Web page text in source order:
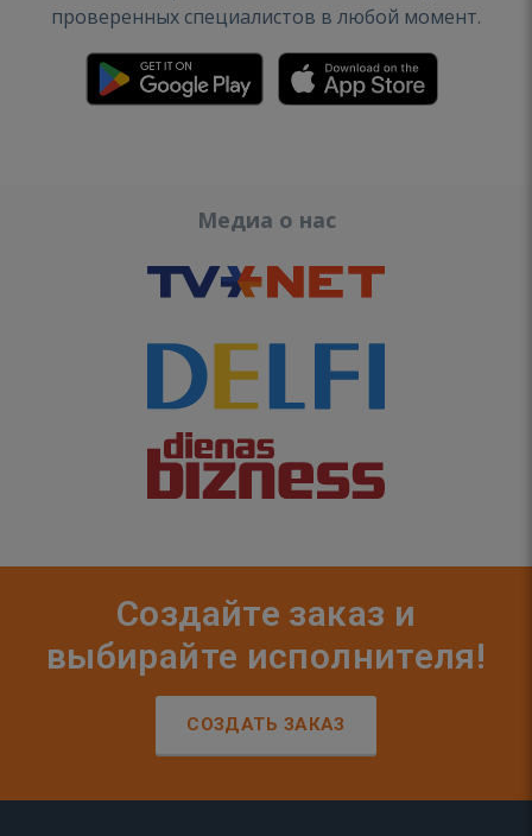
проверенных специалистов в любой момент.
Медиа о нас
Создайте заказ и
выбирайте исполнителя!
СОЗДАТЬ ЗАКАЗ